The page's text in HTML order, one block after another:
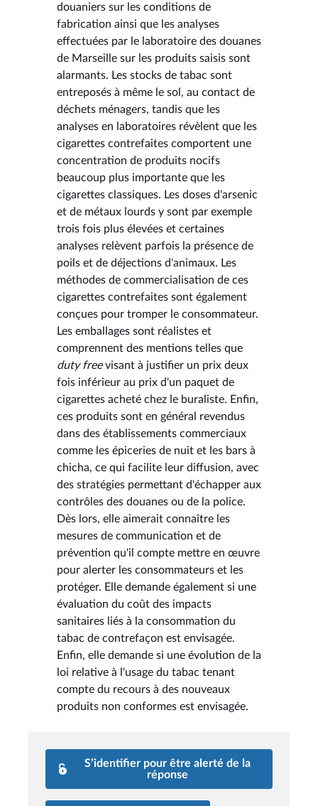
douaniers sur les conditions de
fabrication ainsi que les analyses
effectuées par le laboratoire des douanes
de Marseille sur les produits saisis sont
alarmants. Les stocks de tabac sont
entreposés à même le sol, au contact de
déchets ménagers, tandis que les
analyses en laboratoires révèlent que les
cigarettes contrefaites comportent une
concentration de produits nocifs
beaucoup plus importante que les
cigarettes classiques. Les doses d'arsenic
et de métaux lourds y sont par exemple
trois fois plus élevées et certaines
analyses relèvent parfois la présence de
poils et de déjections d'animaux. Les
méthodes de commercialisation de ces
cigarettes contrefaites sont également
conçues pour tromper le consommateur.
Les emballages sont réalistes et
comprennent des mentions telles que
duty freevisant à justifier un prix deux
fois inférieur au prix d'un paquet de
cigarettes acheté chez le buraliste. Enfin,
ces produits sont en général revendus
dans des établissements commerciaux
comme les épiceries de nuit et les bars à
chicha, ce qui facilite leur diffusion, avec
des stratégies permettant d'échapper aux
contrôles des douanes ou de la police.
Dès lors, elle aimerait connaître les
mesures de communication et de
prévention qu'il compte mettre en œuvre
pour alerter les consommateurs et les
protéger. Elle demande également si une
évaluation du coût des impacts
sanitaires liés à la consommation du
tabac de contrefaçon est envisagée.
Enfin, elle demande si une évolution de la
loi relative à l'usage du tabac tenant
compte du recours à des nouveaux
produits non conformes est envisagée.
S’identifier pour être alerté de la
réponse